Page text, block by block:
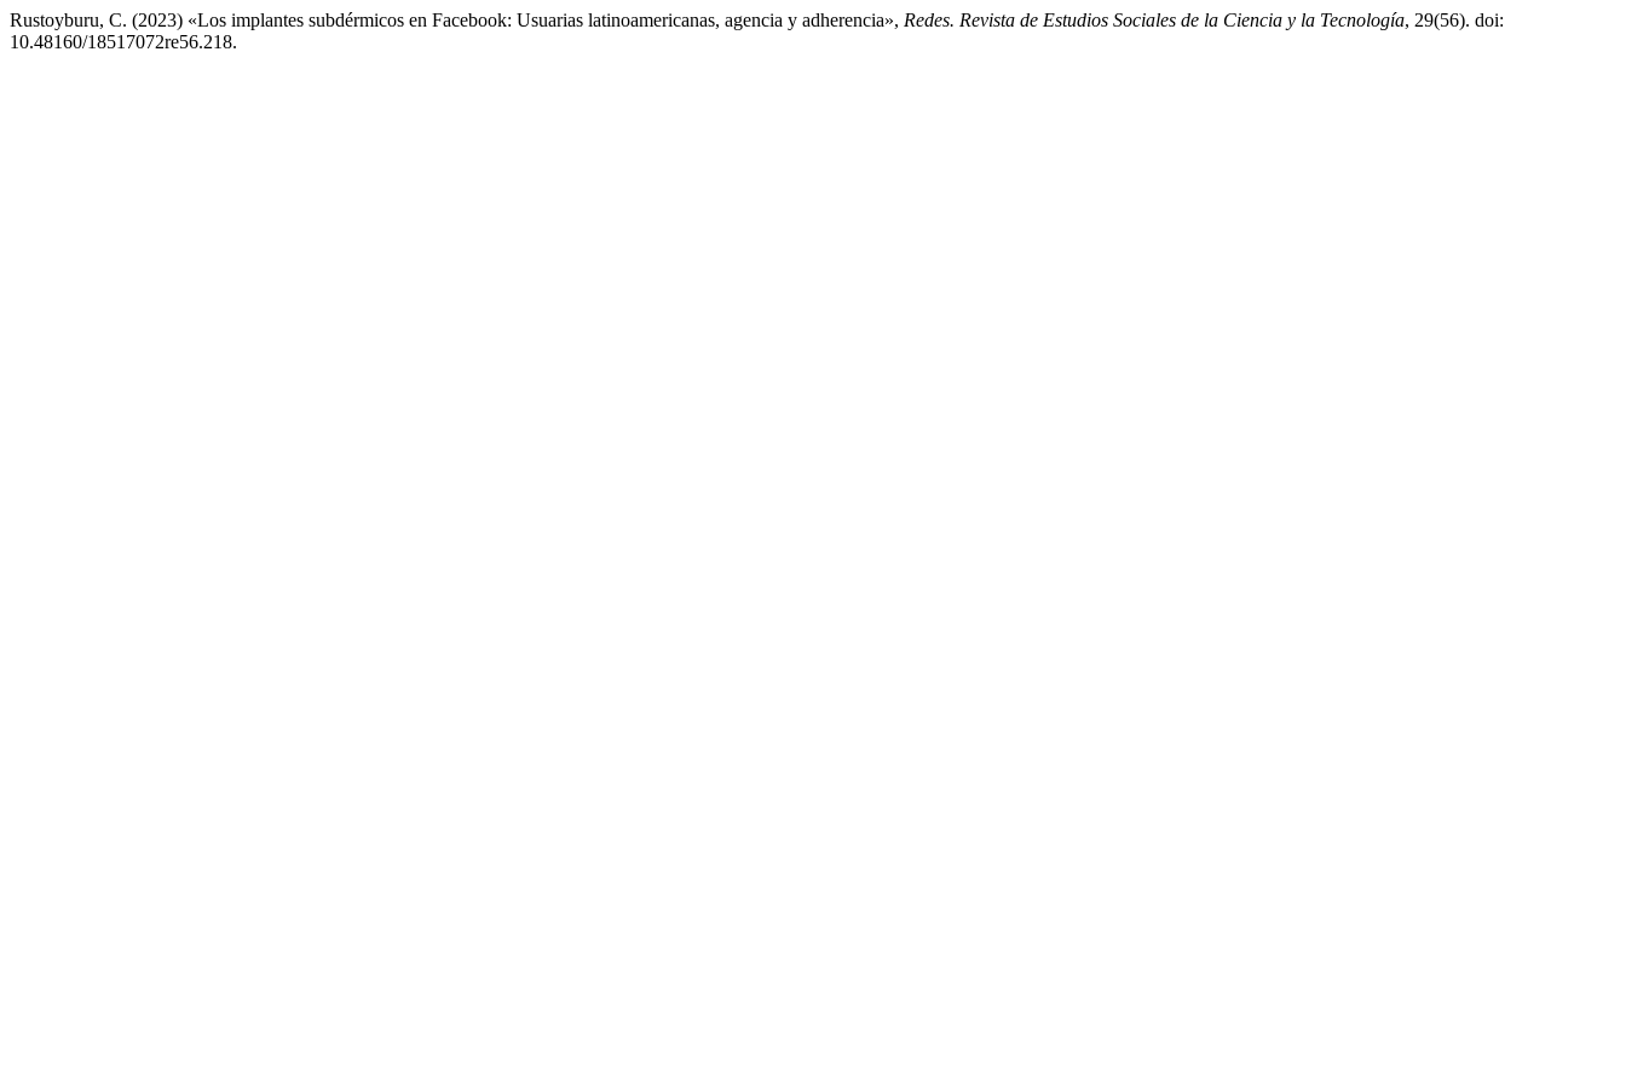
Rustoyburu, C. (2023) «Los implantes subdérmicos en Facebook: Usuarias latinoamericanas, agencia y adherencia», Redes. Revista de Estudios Sociales de la Ciencia y la Tecnología, 29(56). doi:
10.48160/18517072re56.218.